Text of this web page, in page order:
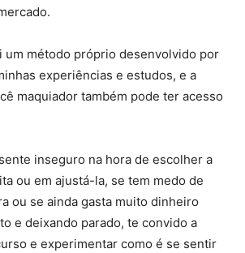
um método próprio desenvolvido por
experiências e estudos, e a
maquiador também pode ter acesso
inseguro na hora de escolher a
ou em ajustá-la, se tem medo de
ou se ainda gasta muito dinheiro
e deixando parado, te convido a
e experimentar como é se sentir